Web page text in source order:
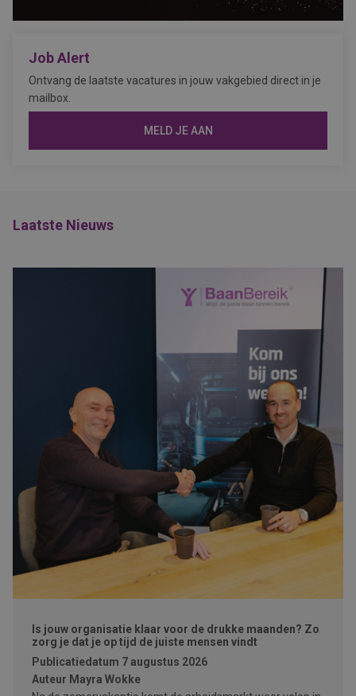
Job Alert
Ontvang de laatste vacatures in jouw vakgebied direct in je
mailbox.
MELD JE AAN
Laatste Nieuws
Is jouw organisatie klaar voor de drukke maanden? Zo
zorg je dat je op tijd de juiste mensen vindt
Publicatiedatum 7 augustus 2026
Auteur Mayra Wokke